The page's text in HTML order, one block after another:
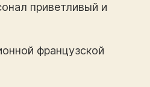
приветливый и
французской